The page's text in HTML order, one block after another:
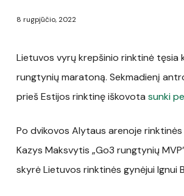
8 rugpjūčio, 2022
Lietuvos vyrų krepšinio rinktinė tęsia
rungtynių maratoną. Sekmadienį
prieš Estijos rinktinę iškovota sunki
Po dvikovos Alytaus arenoje
Kazys Maksvytis „Go3 rungtynių
skyrė Lietuvos rinktinės gynėjui Ignui